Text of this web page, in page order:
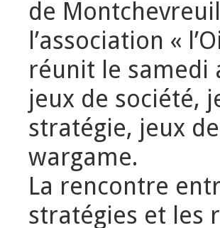
de
l’association «
réunit le samedi
jeux de société,
stratégie, jeux
wargame.
La rencontre
stratégies et les